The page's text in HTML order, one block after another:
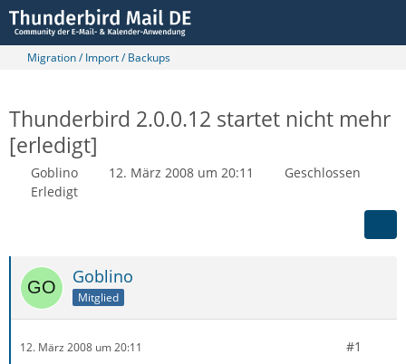
Migration / Import / Backups
Thunderbird 2.0.0.12 startet nicht mehr
[erledigt]
Goblino 12. März 2008 um 20:11
Geschlossen
Erledigt
Goblino
Mitglied
12. März 2008 um 20:11 #1